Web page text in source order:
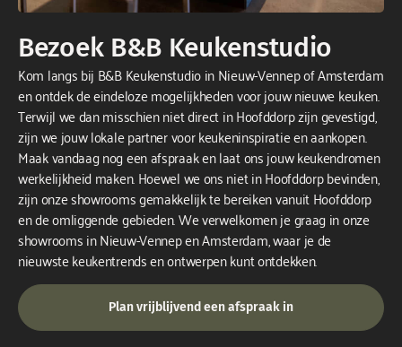
Bezoek B&B Keukenstudio
Kom langs bij B&B Keukenstudio in Nieuw-Vennep of Amsterdam
en ontdek de eindeloze mogelijkheden voor jouw nieuwe keuken.
Terwijl we dan misschien niet direct in Hoofddorp zijn gevestigd,
zijn we jouw lokale partner voor keukeninspiratie en aankopen.
Maak vandaag nog een afspraak en laat ons jouw keukendromen
werkelijkheid maken. Hoewel we ons niet in Hoofddorp bevinden,
zijn onze showrooms gemakkelijk te bereiken vanuit Hoofddorp
en de omliggende gebieden. We verwelkomen je graag in onze
showrooms in Nieuw-Vennep en Amsterdam, waar je de
nieuwste keukentrends en ontwerpen kunt ontdekken.
Plan vrijblijvend een afspraak in